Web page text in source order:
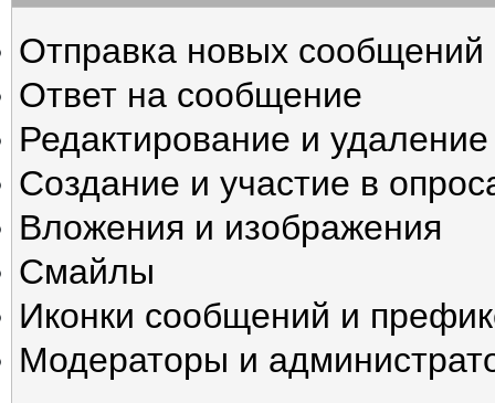
Отправка новых сообщений
Ответ на сообщение
Редактирование и
Создание и участие в
Вложения и изображения
Смайлы
Иконки сообщений и
Модераторы и